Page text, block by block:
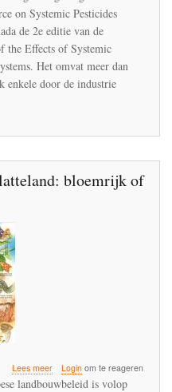
verbod
op
de
neonicotinoïden
on Systemic Pesticides
de 2e editie van de
the Effects of Systemic
Het omvat meer dan
enkele door de industrie
bloemrijk of
Lees meerover
Toekomst
Loginom te reageren
landbouwbeleid is volop